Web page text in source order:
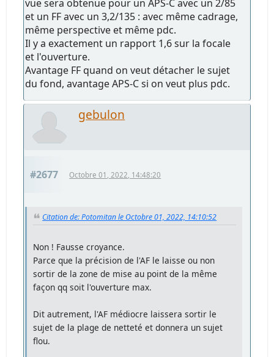
vue sera obtenue pour un APS-C avec un 2/85
et un FF avec un 3,2/135 : avec même cadrage,
même perspective et même pdc.
Il y a exactement un rapport 1,6 sur la focale
et l'ouverture.
Avantage FF quand on veut détacher le sujet
du fond, avantage APS-C si on veut plus pdc.
gebulon
#2677 Octobre 01, 2022, 14:48:20
Citation de: Potomitan le Octobre 01, 2022, 14:10:52
Non ! Fausse croyance.
Parce que la précision de l'AF le laisse ou non
sortir de la zone de mise au point de la même
façon qq soit l'ouverture max.
Dit autrement, l'AF médiocre laissera sortir le
sujet de la plage de netteté et donnera un sujet
flou.